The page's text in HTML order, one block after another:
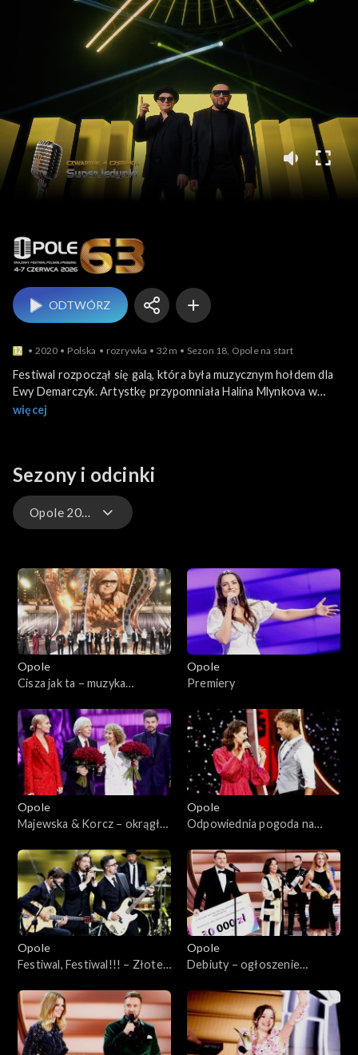
Opole
ODTWÓRZ
2020 Polska rozrywka 32m Sezon 18, Opole na start
Festiwal rozpoczął się galą, która była muzycznym hołdem dla
Ewy Demarczyk. Artystkę przypomniała Halina Mlynkova w
wielkim przeboju „Grand Valse Brilliante”. Święto polskiej
Izabella Krzan, Ida Nowakowska.
więcej
Sezony i odcinki
Opole 2020
Opole 2026 – występy
Opole 2025
Opole 2025 – występy
Opole 2024
Opole 2024 – występy
Opole 2023
Opole 2021
Opole 2020
Opole 2019
Opole 2018
Opole 2017
Opole
Cisza jak ta – muzyka
Opole
Premiery
Opole
Majewska & Korcz – okrągłe
Opole
Odpowiednia pogoda na
poetów
Opole
Festiwal, Festiwal!!! – Złote
Opole
Debiuty – ogłoszenie